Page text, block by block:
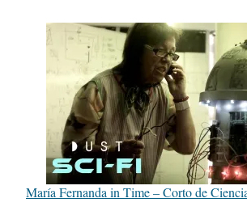
María Fernanda in Time – Corto de